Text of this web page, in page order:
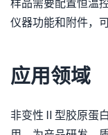
样品需要配置恒温
仪器功能和附件，
应用领域
非变性Ⅱ型胶原蛋